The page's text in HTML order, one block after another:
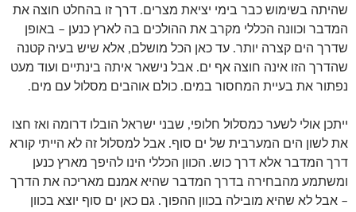
שהיתה בשימוש כבר בימי יציאת מצרים. דרך זו בהחלט חוצה את
המדבר וכוונה הכללי מקרב את ההולכים בה לארץ כנען – באופן
שדרך הים קצרה יותר. עד כאן הכל מושלם, אלא שיש בעיה קטנה
שהדרך הזו אינה חוצה אף ים. אבל נישאר איתה בינתיים ועוד מעט
נפתור את בעיית המחסור במים. כולם אוהבים מסלול עם מים.
ייתכן אולי לשער כמסלול חלופי, שבני ישראל הובלו דרומה ואז חצו
את לשון הים המערבית של ים סוף. אבל למסלול זה לא הייתי קורא
דרך המדבר אלא דרך כוש. הכוון הכללי הינו להיפך מארץ כנען
ומשתמע מהבחירה בדרך המדבר שהיא אמנם מאריכה את הדרך
– אבל לא שהיא מובילה בכוון ההפוך. גם כאן ים סוף יוצא בכוון